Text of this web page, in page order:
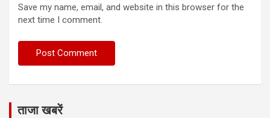
Save my name, email, and website in this browser for the
next time I comment.
ताजा खबरें